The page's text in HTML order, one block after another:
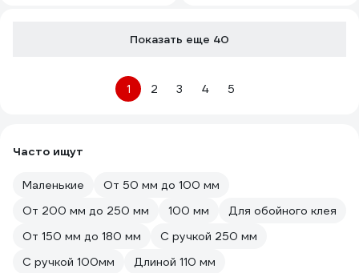
Показать еще 40
1 2 3 4 5
Часто ищут
Маленькие
От 50 мм до 100 мм
От 200 мм до 250 мм
100 мм
Для обойного клея
От 150 мм до 180 мм
С ручкой 250 мм
С ручкой 100мм
Длиной 110 мм